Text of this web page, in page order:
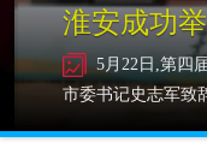
淮安成功
5月22日,第四届
市委书记史志军致辞